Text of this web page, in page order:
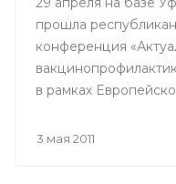
прошла
конференция
в рамках
стали врачи общей
3 мая 2011